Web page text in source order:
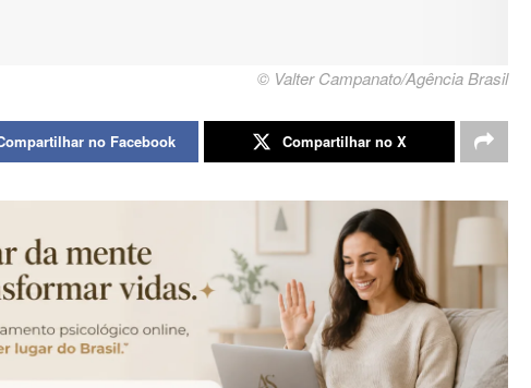
© Valter Campanato/Agência Brasil
no Facebook Compartilhar no X